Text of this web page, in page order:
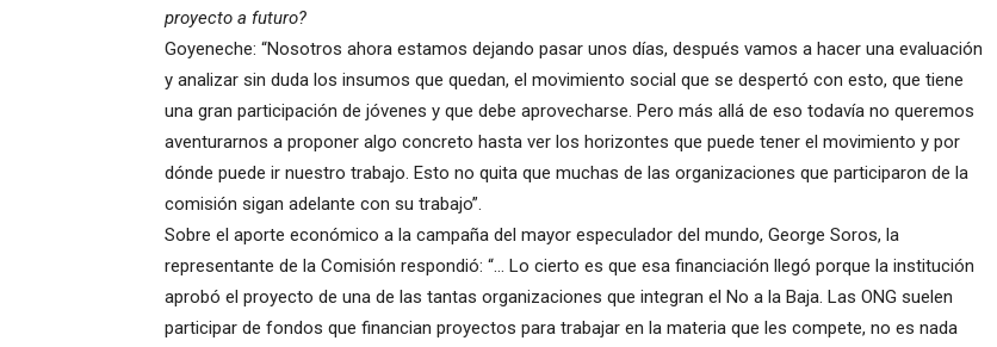
proyecto a futuro?
Goyeneche: “Nosotros ahora estamos dejando pasar unos días, después vamos a hacer una evaluación
y analizar sin duda los insumos que quedan, el movimiento social que se despertó con esto, que tiene
una gran participación de jóvenes y que debe aprovecharse. Pero más allá de eso todavía no queremos
aventurarnos a proponer algo concreto hasta ver los horizontes que puede tener el movimiento y por
dónde puede ir nuestro trabajo. Esto no quita que muchas de las organizaciones que participaron de la
comisión sigan adelante con su trabajo”.
Sobre el aporte económico a la campaña del mayor especulador del mundo, George Soros, la
representante de la Comisión respondió: “… Lo cierto es que esa financiación llegó porque la institución
aprobó el proyecto de una de las tantas organizaciones que integran el No a la Baja. Las ONG suelen
participar de fondos que financian proyectos para trabajar en la materia que les compete, no es nada